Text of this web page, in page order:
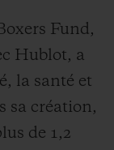
Fund,
Hublot, a
la santé et
sa création,
de 1,2